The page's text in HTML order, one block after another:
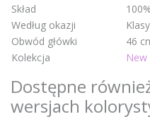
Skład
Według okazji
Obwód główki
46
Kolekcja
Dostępne
wersjach